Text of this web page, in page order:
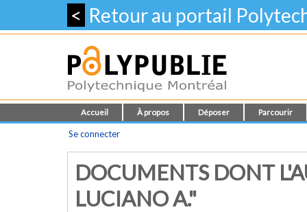
< Retour au portail
Accueil À propos Déposer Parcourir
Se connecter
DOCUMENTS DONT
LUCIANO A."